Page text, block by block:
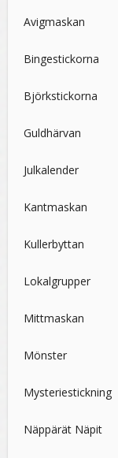
Avigmaskan
Bingestickorna
Björkstickorna
Guldhärvan
Julkalender
Kantmaskan
Kullerbyttan
Lokalgrupper
Mittmaskan
Mönster
Mysteriestickning
Näppärät Näpit